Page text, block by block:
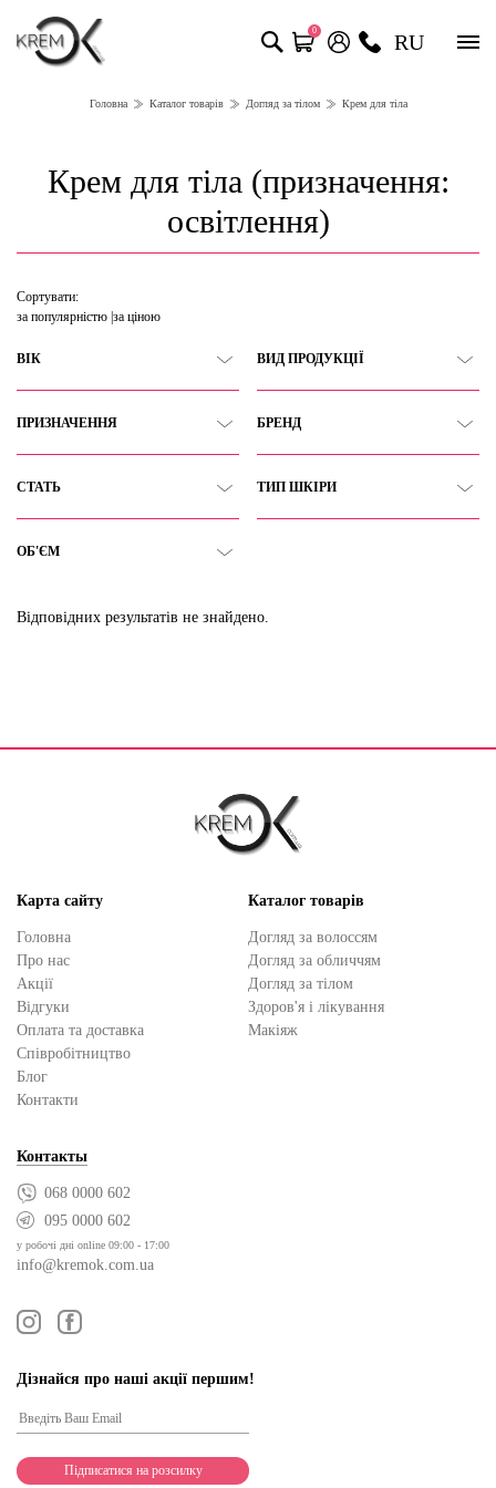
0 RU
Головна Каталог товарів Догляд за тілом Крем для тіла
Крем для тіла (призначення:
освітлення)
Сортувати:
за популярністю за ціною
ВІК ВИД ПРОДУКЦІЇ
ПРИЗНАЧЕННЯ БРЕНД
СТАТЬ ТИП ШКІРИ
ОБ'ЄМ
Відповідних результатів не знайдено.
Карта сайту
Головна
Про нас
Акції
Відгуки
Оплата та доставка
Cпівробітництво
Блог
Контакти
Каталог товарів
Догляд за волоссям
Догляд за обличчям
Догляд за тілом
Здоров'я і лікування
Макіяж
Контакты
068 0000 602
095 0000 602
у робочі дні online 09:00 - 17:00
info@kremok.com.ua
Дізнайся про наші акції першим!